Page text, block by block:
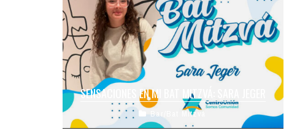
SENSACIONES EN MI BAT MITZVÁ: SARA JEGER
En los próximos días… ¡Tendremos una nueva
ceremonia de Bat Mitzvá! Será el turno de
Bar/Bat Mitzvá